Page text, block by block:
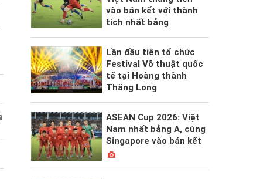
vào bán kết với thành
tích nhất bảng
Lần đầu tiên tổ chức
Festival Võ thuật quốc
tế tại Hoàng thành
Thăng Long
ASEAN Cup 2026: Việt
Nam nhất bảng A, cùng
Singapore vào bán kết